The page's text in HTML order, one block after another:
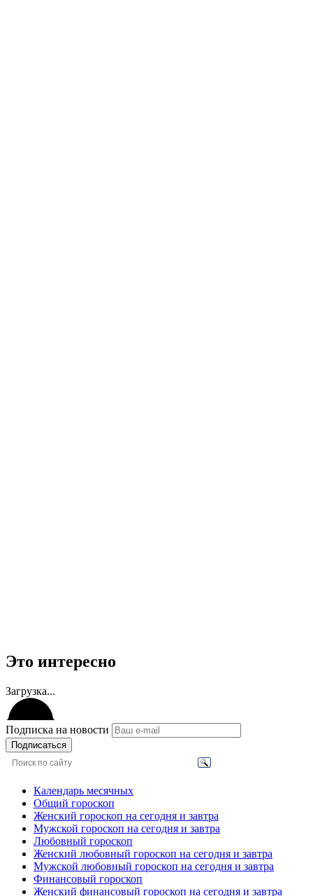
Это интересно
Загрузка...
Подписка на новости
Подписаться
Календарь месячных
Общий гороскоп
Женский гороскоп на сегодня и завтра
Мужской гороскоп на сегодня и завтра
Любовный гороскоп
Женский любовный гороскоп на сегодня и завтра
Мужской любовный гороскоп на сегодня и завтра
Финансовый гороскоп
Женский финансовый гороскоп на сегодня и завтра